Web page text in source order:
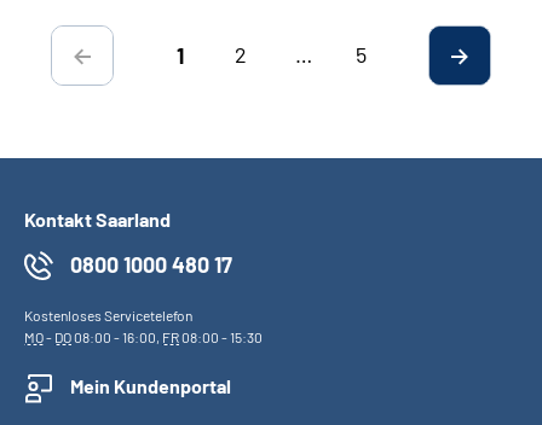
1 2 … 5
Kontakt Saarland
0800 1000 480 17
Kostenloses Servicetelefon
MO- DO08:00 - 16:00, FR08:00 - 15:30
Mein Kundenportal